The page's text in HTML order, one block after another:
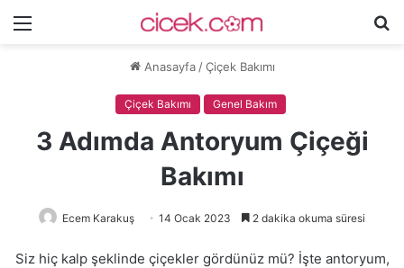
Menü
Anasayfa / Çiçek Bakımı
Çiçek Bakımı Genel Bakım
3 Adımda Antoryum Çiçeği
Bakımı
Ecem Karakuş 14 Ocak 2023 2 dakika okuma süresi
Siz hiç kalp şeklinde çiçekler gördünüz mü? İşte antoryum,